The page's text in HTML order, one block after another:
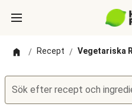
/ Recept / Vegetariska
Sök efter recept och